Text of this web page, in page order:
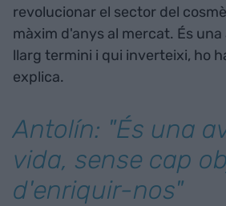
revolucionar el sector del
màxim d'anys al mercat. És
llarg termini i qui inverteixi, ho
explica.
Antolín: "És una
vida, sense cap
d'enriquir-nos"